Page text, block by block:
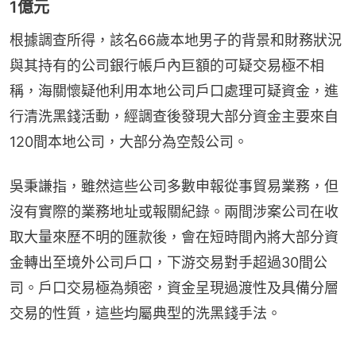
1億元
根據調查所得，該名66歲本地男子的背景和財務狀況
與其持有的公司銀行帳戶內巨額的可疑交易極不相
稱，海關懷疑他利用本地公司戶口處理可疑資金，進
行清洗黑錢活動，經調查後發現大部分資金主要來自
120間本地公司，大部分為空殼公司。
吳秉謙指，雖然這些公司多數申報從事貿易業務，但
沒有實際的業務地址或報關紀錄。兩間涉案公司在收
取大量來歷不明的匯款後，會在短時間內將大部分資
金轉出至境外公司戶口，下游交易對手超過30間公
司。戶口交易極為頻密，資金呈現過渡性及具備分層
交易的性質，這些均屬典型的洗黑錢手法。